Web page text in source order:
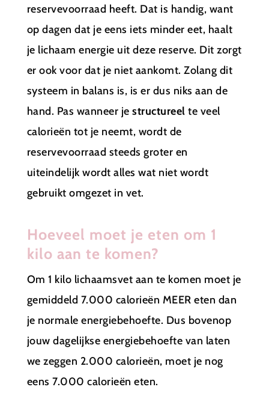
reservevoorraad heeft. Dat is handig, want
op dagen dat je eens iets minder eet, haalt
je lichaam energie uit deze reserve. Dit zorgt
er ook voor dat je niet aankomt. Zolang dit
systeem in balans is, is er dus niks aan de
hand. Pas wanneer jestructureel te veel
calorieën tot je neemt, wordt de
reservevoorraad steeds groter en
uiteindelijk wordt alles wat niet wordt
gebruikt omgezet in vet.
Hoeveel moet je eten om 1
kilo aan te komen?
Om 1 kilo lichaamsvet aan te komen moet je
gemiddeld 7.000 calorieën MEER eten dan
je normale energiebehoefte. Dus bovenop
jouw dagelijkse energiebehoefte van laten
we zeggen 2.000 calorieën, moet je nog
eens 7.000 calorieën eten.